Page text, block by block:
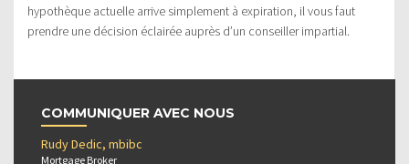
hypothèque actuelle arrive simplement à expiration, il vous faut
prendre une décision éclairée auprès d’un conseiller impartial.
COMMUNIQUER AVEC NOUS
Rudy Dedic, mbibc
Mortgage Broker